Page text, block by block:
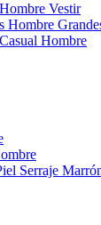
Vestir
Hombre
Hombre
Serraje